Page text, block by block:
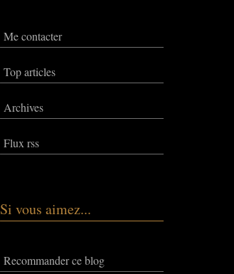
Me contacter
Top articles
Archives
Flux rss
Si vous aimez...
Recommander ce blog